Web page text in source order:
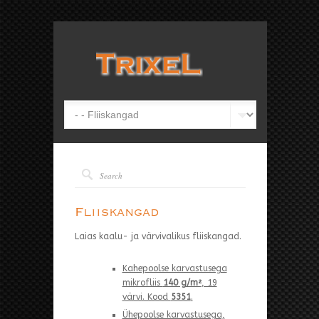
Fliiskangad
Laias kaalu- ja värvivalikus fliiskangad.
Kahepoolse karvastusega
mikrofliis 140 g/m², 19
värvi. Kood 5351.
Ühepoolse karvastusega,